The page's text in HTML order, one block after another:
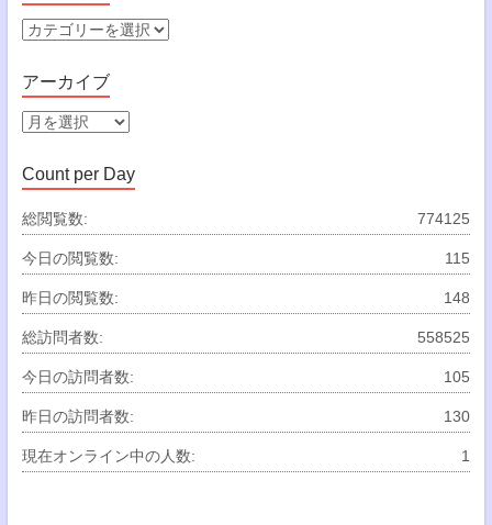
カ
ゴ
リ
ー
アーカイブ
ア
カ
イ
ブ
Count per Day
774125
総閲覧数:
115
今日の閲覧数:
148
昨日の閲覧数:
558525
総訪問者数:
105
今日の訪問者数:
130
昨日の訪問者数:
1
現在オンライン中の人数: